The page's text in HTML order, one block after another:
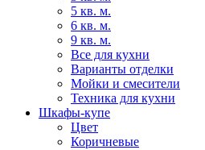
5 кв. м.
6 кв. м.
9 кв. м.
Все для кухни
Варианты отделки
Мойки и смесители
Техника для кухни
Шкафы-купе
Цвет
Коричневые